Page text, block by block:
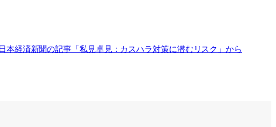
本経済新聞の記事「私見卓見：カスハラ対策に潜むリスク」から